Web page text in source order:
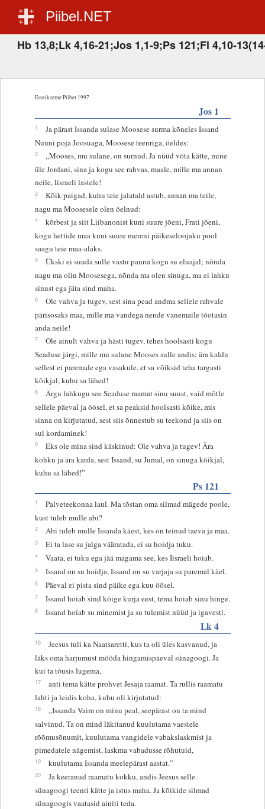
Piibel.NET
Hb 13,8;Lk 4,16-21;Jos 1,1-9;Ps 121;Fl 4,10-
Eestikeelne Piibel 1997
Jos 1
1
Ja pärast Issanda sulase Moosese surma kõneles Issand
Nuuni poja Joosuaga, Moosese teenriga, öeldes:
2
„Mooses, mu sulane, on surnud. Ja nüüd võta kätte, mine
üle Jordani, sina ja kogu see rahvas, maale, mille ma annan
neile, Iisraeli lastele!
3
Kõik paigad, kuhu teie jalatald astub, annan ma teile,
nagu ma Moosesele olen öelnud:
4
kõrbest ja siit Liibanonist kuni suure jõeni, Frati jõeni,
kogu hettide maa kuni suure mereni päikeseloojaku pool
saagu teie maa-alaks.
5
Ükski ei suuda sulle vastu panna kogu su eluajal; nõnda
nagu ma olin Moosesega, nõnda ma olen sinuga, ma ei lahku
sinust ega jäta sind maha.
6
Ole vahva ja tugev, sest sina pead andma sellele rahvale
pärisosaks maa, mille ma vandega nende vanemaile tõotasin
anda neile!
7
Ole ainult vahva ja hästi tugev, tehes hoolsasti kogu
Seaduse järgi, mille mu sulane Mooses sulle andis; ära kaldu
sellest ei paremale ega vasakule, et sa võiksid teha targasti
kõikjal, kuhu sa lähed!
8
Ärgu lahkugu see Seaduse raamat sinu suust, vaid mõtle
sellele päeval ja öösel, et sa peaksid hoolsasti kõike, mis
sinna on kirjutatud, sest siis õnnestub su teekond ja siis on
sul kordaminek!
9
Eks ole mina sind käskinud: Ole vahva ja tugev! Ära
kohku ja ära karda, sest Issand, su Jumal, on sinuga kõikjal,
kuhu sa lähed!”
Ps 121
1
Palveteekonna laul. Ma tõstan oma silmad mägede poole,
kust tuleb mulle abi?
2 Abi tuleb mulle Issanda käest, kes on teinud taeva ja maa.
3 Ei ta lase su jalga vääratada, ei su hoidja tuku.
4 Vaata, ei tuku ega jää magama see, kes Iisraeli hoiab.
5 Issand on su hoidja, Issand on su varjaja su paremal käel.
6 Päeval ei pista sind päike ega kuu öösel.
7 Issand hoiab sind kõige kurja eest, tema hoiab sinu hinge.
8 Issand hoiab su minemist ja su tulemist nüüd ja igavesti.
Lk 4
16
Jeesus tuli ka Naatsaretti, kus ta oli üles kasvanud, ja
läks oma harjumust mööda hingamispäeval sünagoogi. Ja
kui ta tõusis lugema,
17
anti tema kätte prohvet Jesaja raamat. Ta rullis raamatu
lahti ja leidis koha, kuhu oli kirjutatud:
18
„Issanda Vaim on minu peal, seepärast on ta mind
salvinud. Ta on mind läkitanud kuulutama vaestele
rõõmusõnumit, kuulutama vangidele vabakslaskmist ja
pimedatele nägemist, laskma vabadusse rõhutuid,
19 kuulutama Issanda meelepärast aastat.”
20
Ja keeranud raamatu kokku, andis Jeesus selle
sünagoogi teenri kätte ja istus maha. Ja kõikide silmad
sünagoogis vaatasid ainiti teda.